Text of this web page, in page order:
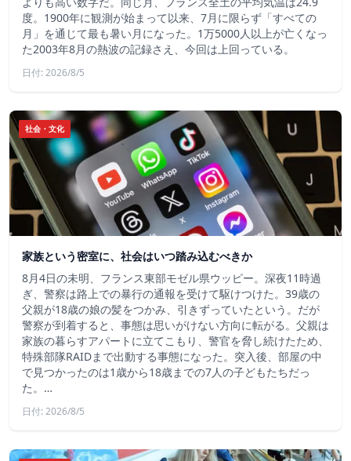
度。1900年に観測が始まって以来、7月に限らず「すべての
月」を通じて最も暑い月になった。1万5000人以上が亡くなっ
た2003年8月の熱波の記録さえ、今回は上回っている。
日付: 2026/8/5
社会・文化
家族という密室に、社会はいつ踏み込むべきか
8月4日の未明、フランス東部モゼル県ウッピー。深夜11時過
ぎ、警察は路上での暴行の通報を受けて駆けつけた。39歳の
父親が18歳の娘の髪をつかみ、引きずっていたという。だが
警察が到着すると、事態は思いがけない方向に転がる。父親は
家族の暮らすアパートに立てこもり、警官を脅し続けたため、
特殊部隊RAIDまで出動する事態になった。突入後、部屋の中
で見つかったのは1歳から18歳までの7人の子どもたちだっ
た。…
日付: 2026/8/5